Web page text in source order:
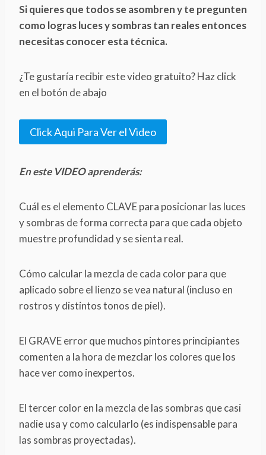
Si quieres que todos se asombren y te pregunten
como logras luces y sombras tan reales entonces
necesitas conocer esta técnica.
¿Te gustaría recibir este video gratuito? Haz click
en el botón de abajo
Click Aqui Para Ver el Video
En este VIDEO aprenderás:
Cuál es el elemento CLAVE para posicionar las luces
y sombras de forma correcta para que cada objeto
muestre profundidad y se sienta real.
Cómo calcular la mezcla de cada color para que
aplicado sobre el lienzo se vea natural (incluso en
rostros y distintos tonos de piel).
El GRAVE error que muchos pintores principiantes
comenten a la hora de mezclar los colores que los
hace ver como inexpertos.
El tercer color en la mezcla de las sombras que casi
nadie usa y como calcularlo (es indispensable para
las sombras proyectadas).